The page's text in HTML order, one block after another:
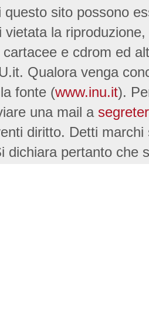
sito possono
vietata la
e cdrom ed
Qualora venga
fonte (www.inu.it).
una mail a
diritto. Detti
dichiara pertanto che